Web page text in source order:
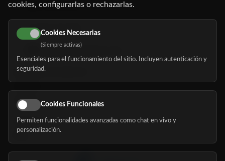
91 345 06 26
616 113 103
hola@mundomayor.com
Buscador de residencias
Eventos
Nosotros
cookies, configurarlas o rechazarlas.
Cookies Necesarias
(Siempre activas)
Esenciales para el funcionamiento del sitio. Incluyen autenticación y
seguridad.
Cookies Funcionales
Permiten funcionalidades avanzadas como chat en vivo y
personalización.